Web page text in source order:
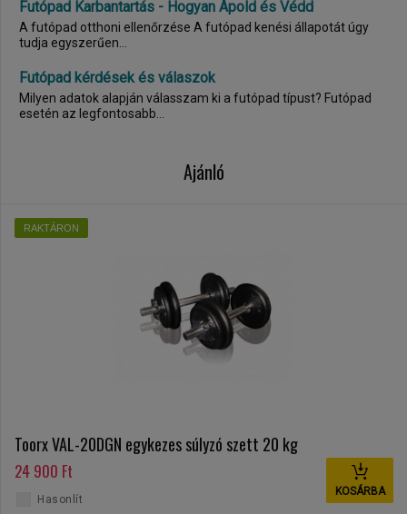
Futópad Karbantartás - Hogyan Ápold és Védd
A futópad otthoni ellenőrzése A futópad kenési állapotát úgy
tudja egyszerűen...
Futópad kérdések és válaszok
Milyen adatok alapján válasszam ki a futópad típust? Futópad
esetén az legfontosabb...
Ajánló
RAKTÁRON
Toorx VAL-20DGN egykezes súlyzó szett 20 kg
24 900 Ft
KOSÁRBA
Hasonlít